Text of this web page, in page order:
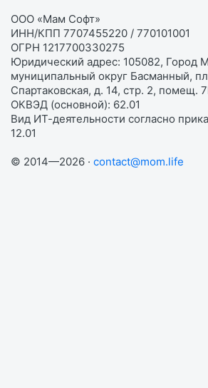
ООО «Мам Софт»
ИНН/КПП 7707455220 / 770101001
ОГРН 1217700330275
Юридический адрес: 105082, Город
муниципальный округ Басманный, пл
Спартаковская, д. 14, стр. 2, помещ.
ОКВЭД (основной): 62.01
Вид ИТ-деятельности согласно
12.01
© 2014—2026 · contact@mom.life